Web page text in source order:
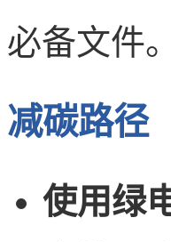
必备文件。
减碳路径
使用绿